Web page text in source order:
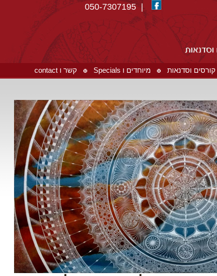
| 050-7307195
קורסים וסדנאות מיוחדים ו Specials קשר ו contact